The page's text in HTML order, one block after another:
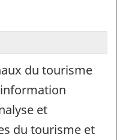
du tourisme
et
du tourisme et